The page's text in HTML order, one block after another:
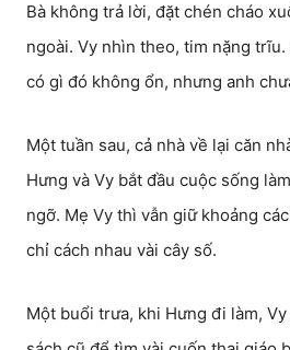
Bà không trả lời, đặt chén cháo
ngoài. Vy nhìn theo, tim nặng
có gì đó không ổn, nhưng anh
Một tuần sau, cả nhà về lại căn
Hưng và Vy bắt đầu cuộc sống
ngỡ. Mẹ Vy thì vẫn giữ khoảng
chỉ cách nhau vài cây số.
Một buổi trưa, khi Hưng đi làm,